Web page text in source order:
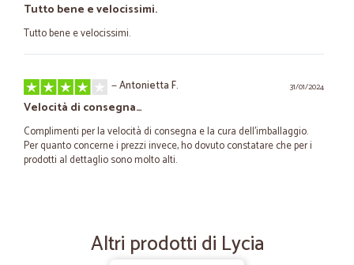
Tutto bene e velocissimi.
Tutto bene e velocissimi.
31/01/2024
—Antonietta F.
Velocità di consegna…
Complimenti per la velocità di consegna e la cura dell'imballaggio.
Per quanto concerne i prezzi invece, ho dovuto constatare che per i
prodotti al dettaglio sono molto alti.
Spedizione perfetta e ben imballata…
Spedizione perfetta e ben imballata ottimo il prodotto
Altri prodotti di Lycia